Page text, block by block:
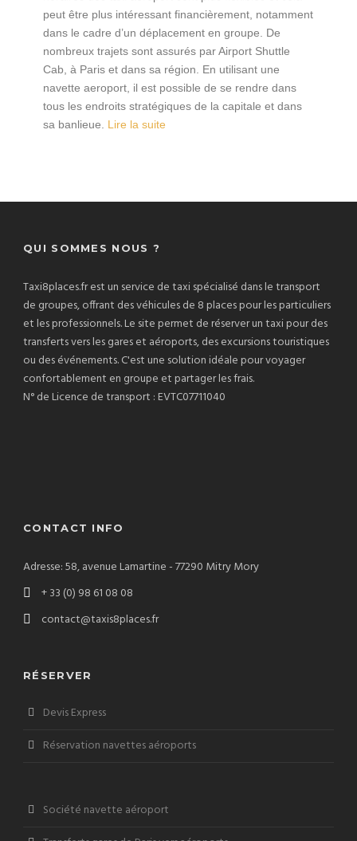
peut être plus intéressant financièrement, notamment
dans le cadre d’un déplacement en groupe. De
nombreux trajets sont assurés par Airport Shuttle
Cab, à Paris et dans sa région. En utilisant une
navette aeroport, il est possible de se rendre dans
tous les endroits stratégiques de la capitale et dans
sa banlieue. Lire la suite
QUI SOMMES NOUS ?
Taxi8places.fr est un service de taxi spécialisé dans le transport
de groupes, offrant des véhicules de 8 places pour les particuliers
et les professionnels. Le site permet de réserver un taxi pour des
transferts vers les gares et aéroports, des excursions touristiques
ou des événements. C'est une solution idéale pour voyager
confortablement en groupe et partager les frais.
N° de Licence de transport : EVTC07711040
CONTACT INFO
Adresse: 58, avenue Lamartine - 77290 Mitry Mory
+ 33 (0) 98 61 08 08
contact@taxis8places.fr
RÉSERVER
Devis Express
Réservation navettes aéroports
Société navette aéroport